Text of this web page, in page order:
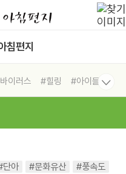
침편지
이러스 #힐링
#아이들
단아 #문화유산 #풍속도